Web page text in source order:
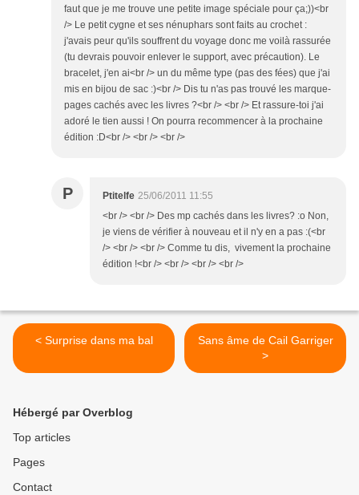
faut que je me trouve une petite image spéciale pour ça;))<br
/> Le petit cygne et ses nénuphars sont faits au crochet :
j'avais peur qu'ils souffrent du voyage donc me voilà rassurée
(tu devrais pouvoir enlever le support, avec précaution). Le
bracelet, j'en ai<br /> un du même type (pas des fées) que j'ai
mis en bijou de sac :)<br /> Dis tu n'as pas trouvé les marque-
pages cachés avec les livres ?<br /> <br /> Et rassure-toi j'ai
adoré le tien aussi ! On pourra recommencer à la prochaine
édition :D<br /> <br /> <br />
P Ptitelfe 25/06/2011 11:55
<br /> <br /> Des mp cachés dans les livres? :o Non,
je viens de vérifier à nouveau et il n'y en a pas :(<br
/> <br /> <br /> Comme tu dis, vivement la prochaine
édition !<br /> <br /> <br /> <br />
< Surprise dans ma bal
Sans âme de Cail Garriger
>
Hébergé par Overblog
Top articles
Pages
Contact